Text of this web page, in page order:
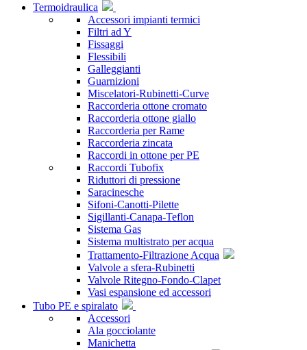
Termoidraulica
Accessori impianti termici
Filtri ad Y
Fissaggi
Flessibili
Galleggianti
Guarnizioni
Miscelatori-Rubinetti-Curve
Raccorderia ottone cromato
Raccorderia ottone giallo
Raccorderia per Rame
Raccorderia zincata
Raccordi in ottone per PE
Raccordi Tubofix
Riduttori di pressione
Saracinesche
Sifoni-Canotti-Pilette
Sigillanti-Canapa-Teflon
Sistema Gas
Sistema multistrato per acqua
Trattamento-Filtrazione Acqua
Valvole a sfera-Rubinetti
Valvole Ritegno-Fondo-Clapet
Vasi espansione ed accessori
Tubo PE e spiralato
Accessori
Ala gocciolante
Manichetta